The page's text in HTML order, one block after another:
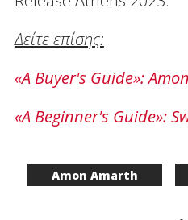
Δείτε επίσης:
«Α Buyer's Guide»:
«A Beginner's Guide»:
Amon Amarth